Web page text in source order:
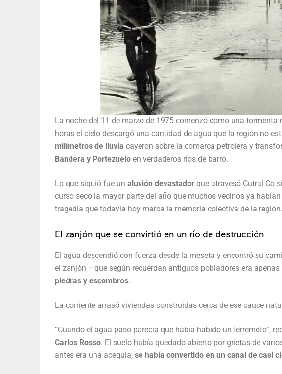
La noche del 11 de marzo de 1975 comenzó como una
horas el cielo descargó una cantidad de agua que la región no
milímetros de lluvia cayeron sobre la comarca petrolera y
Bandera y Portezuelo en verdaderos ríos de barro.
Lo que siguió fue un aluvión devastador que atravesó Cutral Co
curso seco la mayor parte del año que muchos vecinos ya
tragedia que todavía hoy marca la memoria colectiva de la región.
El zanjón que se convirtió en un río de destrucción
El agua descendió con fuerza desde la meseta y encontró su
el zanjón —que según recuerdan antiguos pobladores era
piedras y escombros.
La corriente arrasó viviendas construidas cerca de ese cauce
“Cuando el agua pasó parecía que había habido un terremoto”,
Carlos Rosso. El suelo había quedado abierto por grietas de
antes era una acequia, se había convertido en un canal de casi